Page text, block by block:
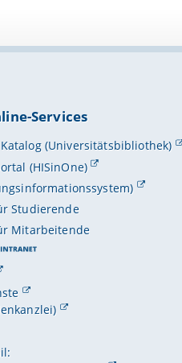
Services
(Universitätsbibliothek)
(HISinOne)
Studierende
Mitarbeitende